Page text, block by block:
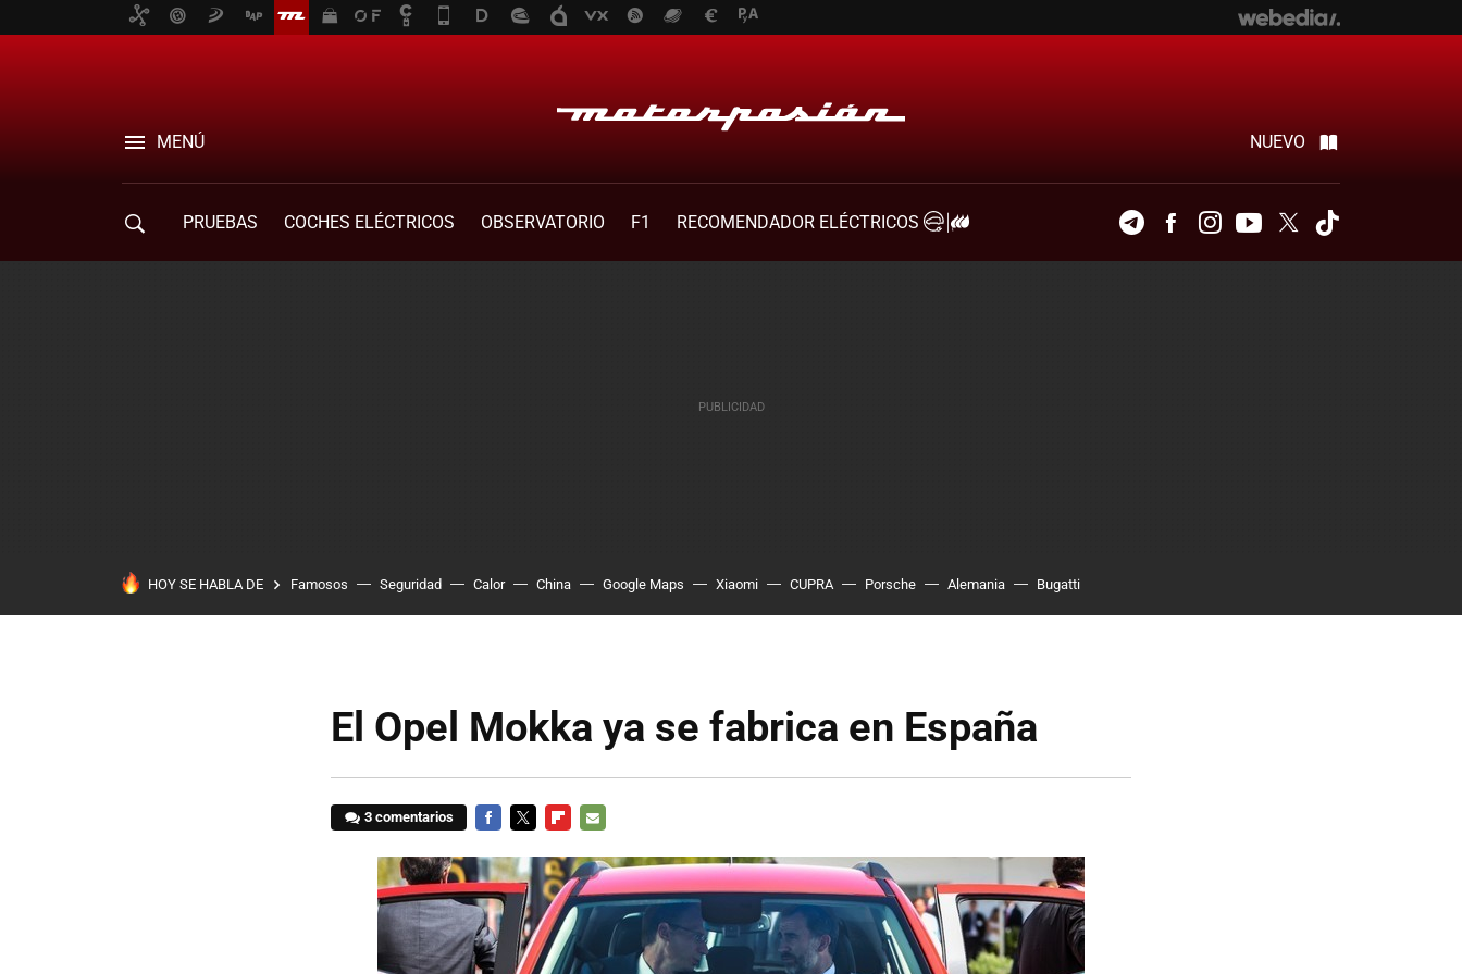
MENÚ NUEVO
PRUEBAS COCHES ELÉCTRICOS OBSERVATORIO F1
RECOMENDADOR ELÉCTRICOS
TelegramFacebookInstagramYoutubeTwitter
HOY SE HABLA DE Famosos Seguridad Calor China Google Maps Xiaomi CUPRA Porsche Alemania Bugatti
El Opel Mokka ya se fabrica en España
3 comentarios
MAIL